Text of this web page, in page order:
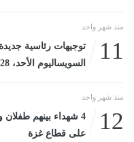
منذ شهر واحد
11
توجيهات رئاسية
السويساليوم الأحد، 28 يونيو 2026 01:52 مـ
منذ شهر واحد
12
على قطاع غزة